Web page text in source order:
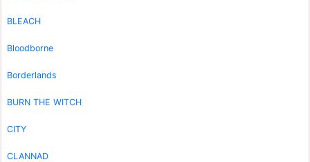
BLEACH
Bloodborne
Borderlands
BURN THE WITCH
CITY
CLANNAD